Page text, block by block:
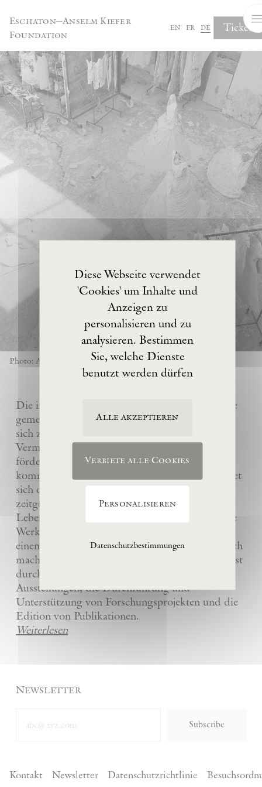
Eschaton—Anselm Kiefer
Foundation
en fr de Tickets
Photo: Anselm Kiefer
Die im Jahre 2017 von Anselm Kiefer gegründete
gemeinnützige Eschaton –Kunststiftung hat es
sich zur Aufgabe gemacht, das künstlerische
Vermächtnis ihres Gründers Anselm Kiefer zu
fördern und sein Atelier La Ribaute für
kommende Generationen zu erhalten. Sie widmet
sich dem Verständnis und der Wertschätzung
zeitgenössischer Kunst, insbesondere des
Lebenswerks von Anselm Kiefer, indem sie seine
Werke und die anderer Künstler bewahrt und
einem breiten Publikum in La Ribaute zugänglich
macht. Die Stiftung fördert zeitgenössische Kunst
durch die Organisation von internationalen
Ausstellungen, die Durchführung und
Unterstützung von Forschungsprojekten und die
Edition von Publikationen.
Weiterlesen
Newsletter
Subscribe
Kontakt Newsletter Datenschutzrichtlinie
Diese Webseite verwendet
'Cookies' um Inhalte und
Anzeigen zu
personalisieren und zu
analysieren. Bestimmen
Sie, welche Dienste
benutzt werden dürfen
Alle akzeptieren
Verbiete alle Cookies
Personalisieren
Datenschutzbestimmungen